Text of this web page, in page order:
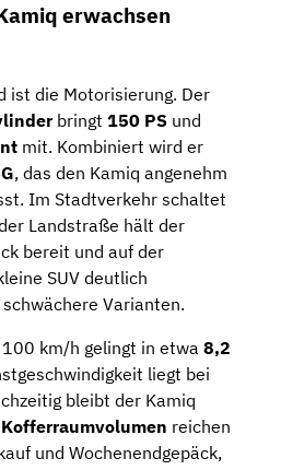
erwachsen
ist die Motorisierung. Der
bringt 150 PS und
mit. Kombiniert wird er
, das den Kamiq angenehm
Im Stadtverkehr schaltet
Landstraße hält der
bereit und auf der
SUV deutlich
Varianten.
km/h gelingt in etwa 8,2
liegt bei
bleibt der Kamiq
reichen
und Wochenendgepäck,